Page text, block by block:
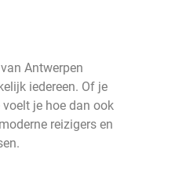
Antwerpen
iedereen. Of je
je hoe dan ook
reizigers en